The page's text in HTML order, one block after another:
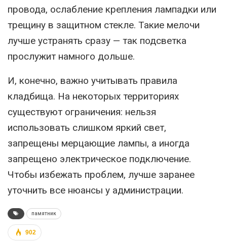
провода, ослабление крепления лампадки или
трещину в защитном стекле. Такие мелочи
лучше устранять сразу — так подсветка
прослужит намного дольше.
И, конечно, важно учитывать правила
кладбища. На некоторых территориях
существуют ограничения: нельзя
использовать слишком яркий свет,
запрещены мерцающие лампы, а иногда
запрещено электрическое подключение.
Чтобы избежать проблем, лучше заранее
уточнить все нюансы у администрации.
памятник
902